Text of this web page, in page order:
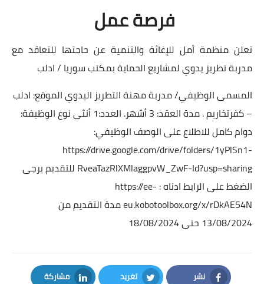
فرصة عمل
تعلن منظمة أمل للإغاثة والتنمية عن حاجتها للتعاقد مع
مدربة تطريز يدوي لمشاريع الحماية بمكتب سوريا / ادلب
المسمى الوظيفي/ مدربة مهنة التطريز اليدوي الموقع: ادلب
– كفرتخاريم . مدة العقد: 3 أشهر. العدد:1 أنثى نوع الوظيفة:
دوام كامل للاطلاع على الوصف الوظيفي:
https://drive.google.com/drive/folders/1yPlSn1-
RveaTazRlXMlaggpvW_ZwF-Id?usp=sharing للتقديم يرجى
الضغط على الرابط ادناه : https://ee-
eu.kobotoolbox.org/x/rDkAE54Nمدة التقديم من
13/08/2024 حتى 18/08/2024
نشر تغريد مشاركة